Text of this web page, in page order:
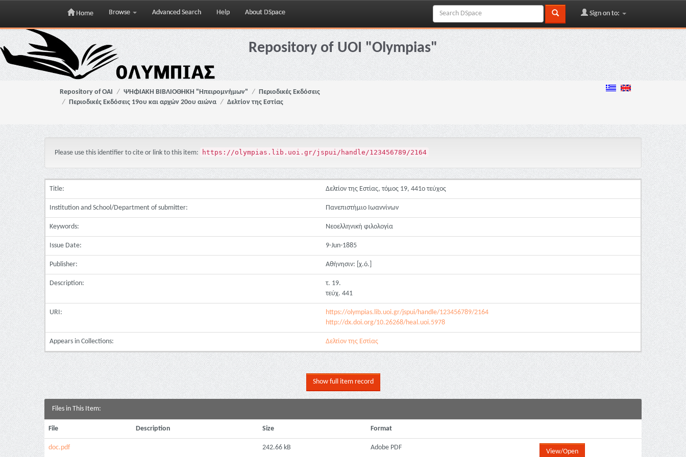
Skip
navigation
Home Browse Advanced Search Help About DSpace Sign on to:
Repository of UOI "Olympias"
Repository of OAI ΨΗΦΙΑΚΗ ΒΙΒΛΙΟΘΗΚΗ "Ηπειρομνήμων"
Περιοδικές Εκδόσεις
Περιοδικές Εκδόσεις 19ου και αρχών 20ου αιώνα
Δελτίον της Εστίας
Please use this identifier to cite or link to this item: https://olympias.lib.uoi.gr/jspui/handle/123456789/2164
Title: Δελτίον της Εστίας, τόμος 19, 441ο τεύχος
Institution and School/Department of submitter: Πανεπιστήμιο Ιωαννίνων
Keywords: Νεοελληνική φιλολογία
Issue Date: 9-Jun-1885
Publisher: Αθήνησιν: [χ.ό.]
Description:
τ. 19.
τεύχ. 441
URI:
https://olympias.lib.uoi.gr/jspui/handle/123456789/2164
http://dx.doi.org/10.26268/heal.uoi.5978
Appears in Collections: Δελτίον της Εστίας
Show full item record
Files in This Item:
File Description Size Format
doc.pdf 242.66 kB Adobe PDF
View/Open